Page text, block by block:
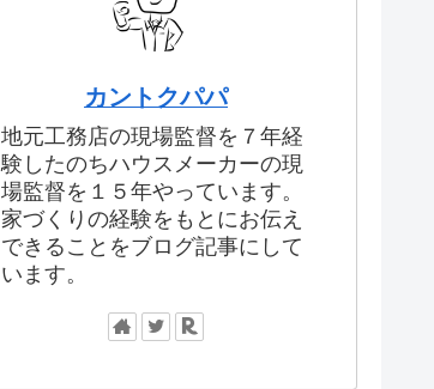
カントクパパ
地元工務店の現場監督を７年経
験したのちハウスメーカーの現
場監督を１５年やっています。
家づくりの経験をもとにお伝え
できることをブログ記事にして
います。